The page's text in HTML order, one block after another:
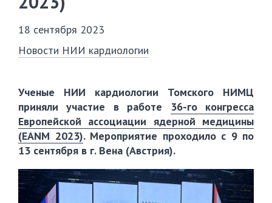
18 сентября 2023
Новости НИИ кардиологии
Ученые НИИ кардиологии Томского НИМЦ
приняли участие в работе
36-го конгресса
Европейской ассоциации ядерной медицины
(EANM 2023). Мероприятие проходило с 9 по
13 сентября в г. Вена (Австрия).